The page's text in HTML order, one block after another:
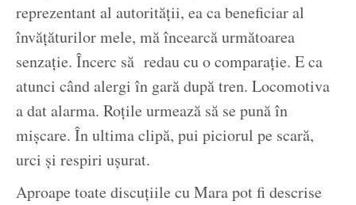
reprezentant al autorității, ea ca beneficiar al
învățăturilor mele, mă încearcă următoarea
senzație. Încerc să redau cu o comparație. E ca
atunci când alergi în gară după tren. Locomotiva
a dat alarma. Roțile urmează să se pună în
mișcare. În ultima clipă, pui piciorul pe scară,
urci și respiri ușurat.
Aproape toate discuțiile cu Mara pot fi descrise